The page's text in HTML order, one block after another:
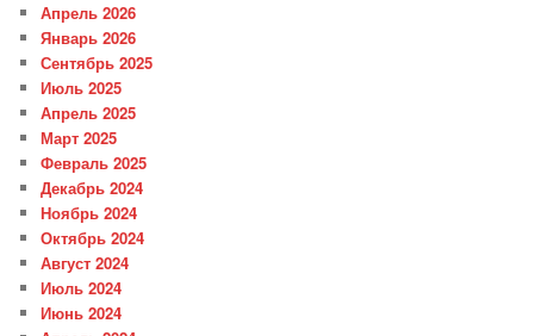
Апрель 2026
Январь 2026
Сентябрь 2025
Июль 2025
Апрель 2025
Март 2025
Февраль 2025
Декабрь 2024
Ноябрь 2024
Октябрь 2024
Август 2024
Июль 2024
Июнь 2024